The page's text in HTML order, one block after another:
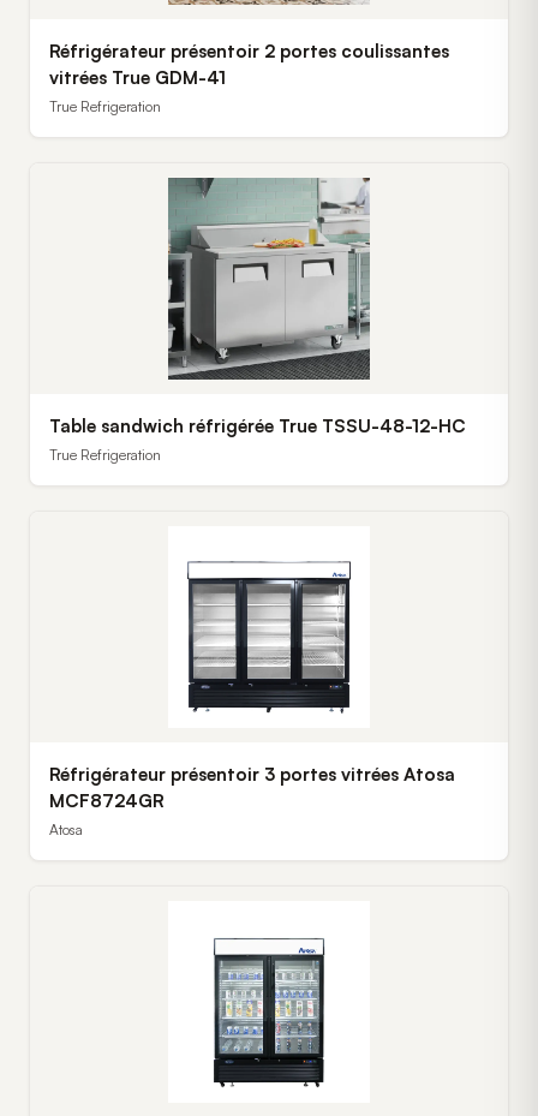
Réfrigérateur présentoir 2 portes coulissantes
vitrées True GDM-41
True Refrigeration
Table sandwich réfrigérée True TSSU-48-12-HC
True Refrigeration
Réfrigérateur présentoir 3 portes vitrées Atosa
MCF8724GR
Atosa